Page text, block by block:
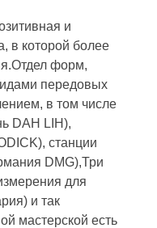
и
в которой более
форм,
передовых
в том числе
DAH LIH),
станции
DMG),Три
для
и так
мастерской есть